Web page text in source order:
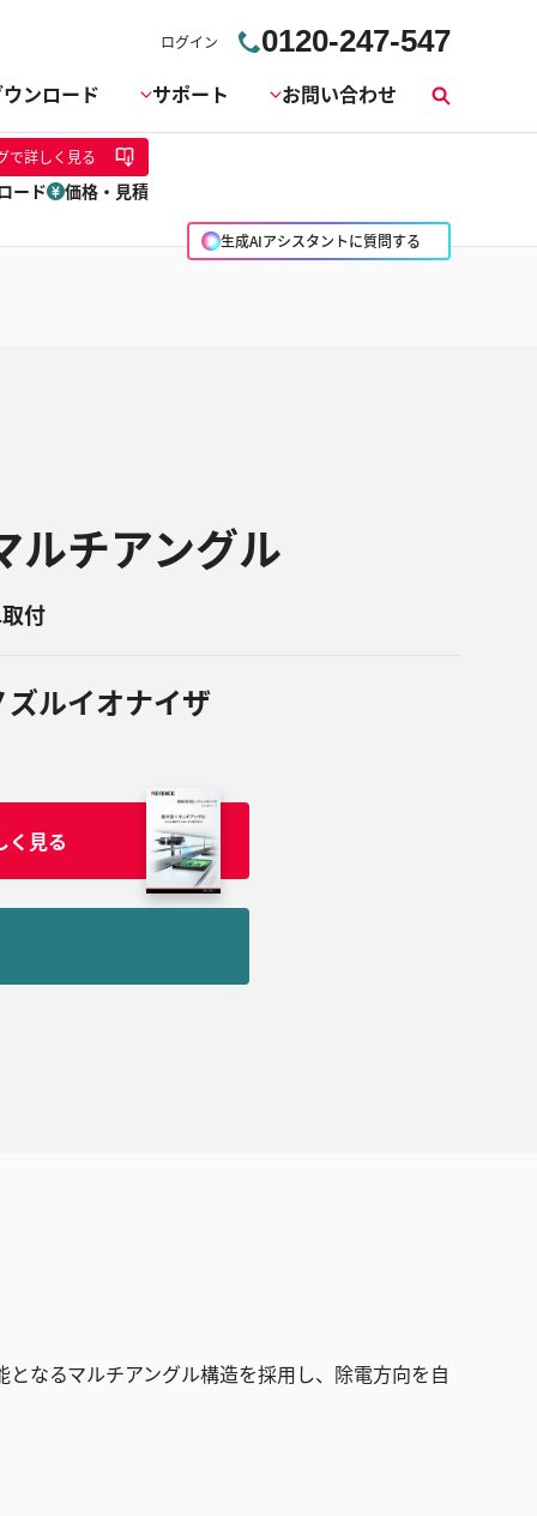
ログイン 0120-247-547
ンロード サポート お問い合わせ
索
生成AIアシスタントに質問する
で詳しく見る
ード 価格・見積
チアングル
付
ルイオナイザ
く見る
なるマルチアングル構造を採用し、除電方向を自